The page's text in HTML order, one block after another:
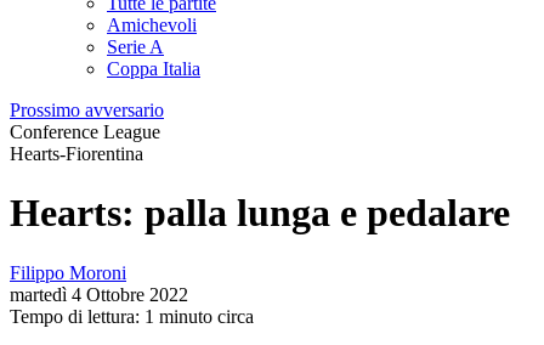
Amichevoli
Serie A
Coppa Italia
Prossimo avversario
Conference League
Hearts-Fiorentina
Hearts: palla lunga e pedalare
Filippo Moroni
martedì 4 Ottobre 2022
Tempo di lettura: 1 minuto circa